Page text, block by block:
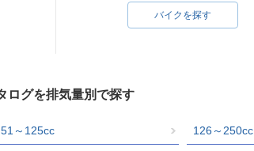
バイクを探す
ログを排気量別で探す
51～125cc 126～250cc